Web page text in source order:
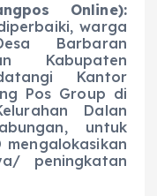
Online):
warga
Barbaran
Kabupaten
Kantor
Pos Group di
Dalan
untuk
mengalokasikan
peningkatan